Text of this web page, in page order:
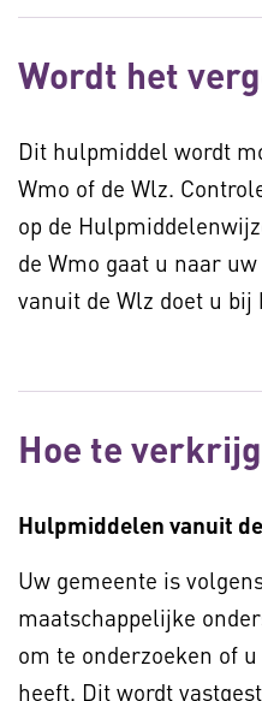
Wordt het
Dit hulpmiddel wordt
Wmo of de Wlz.
op de
de Wmo gaat u naar
vanuit de Wlz doet u bij
Hoe te
Hulpmiddelen vanuit
Uw gemeente is
maatschappelijke
om te onderzoeken of
heeft. Dit wordt